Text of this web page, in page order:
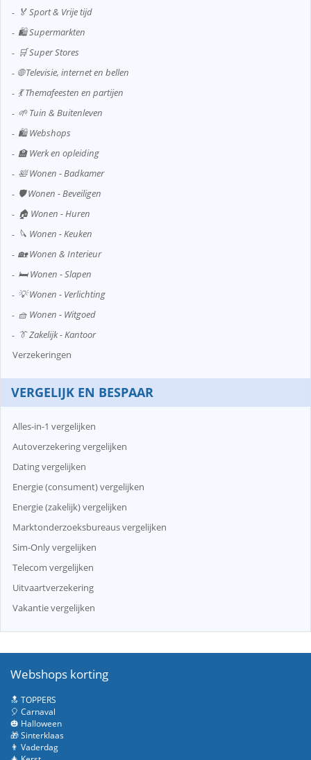
🏅 Sport & Vrije tijd
🛍️ Supermarkten
🛒 Super Stores
🌐 Televisie, internet en bellen
💃 Themafeesten en partijen
🌱 Tuin & Buitenleven
🛍️ Webshops
🏫 Werk en opleiding
🛀 Wonen - Badkamer
🛡️ Wonen - Beveiligen
🏠 Wonen - Huren
🔪 Wonen - Keuken
🏡 Wonen & Interieur
🛏️ Wonen - Slapen
💡 Wonen - Verlichting
🧺 Wonen - Witgoed
👔 Zakelijk - Kantoor
Verzekeringen
VERGELIJK EN BESPAAR
Alles-in-1 vergelijken
Autoverzekering vergelijken
Dating vergelijken
Energie (consument) vergelijken
Energie (zakelijk) vergelijken
Marktonderzoeksbureaus vergelijken
Sim-Only vergelijken
Telecom vergelijken
Uitvaartverzekering
Vakantie vergelijken
Webshops korting
🔝 TOPPERS
🎈 Carnaval
🎃 Halloween
🎁 Sinterklaas
👨 Vaderdag